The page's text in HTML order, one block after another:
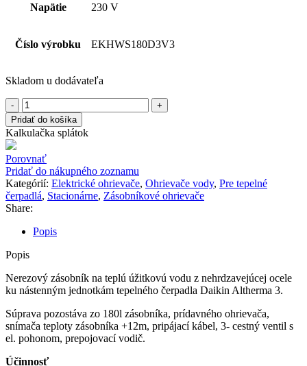
Napätie 230 V
Číslo výrobku EKHWS180D3V3
Skladom u dodávateľa
množstvo
DAIKIN
TPV
180
Pridať do košíka
Kalkulačka splátok
Porovnať
Pridať do nákupného zoznamu
Kategórií: Elektrické ohrievače, Ohrievače vody, Pre tepelné
čerpadlá, Stacionárne, Zásobníkové ohrievače
Share:
Popis
Popis
Nerezový zásobník na teplú úžitkovú vodu z nehrdzavejúcej ocele
ku nástenným jednotkám tepelného čerpadla Daikin Altherma 3.
Súprava pozostáva zo 180l zásobníka, prídavného ohrievača,
snímača teploty zásobníka +12m, pripájací kábel, 3- cestný ventil s
el. pohonom, prepojovací vodič.
Účinnosť